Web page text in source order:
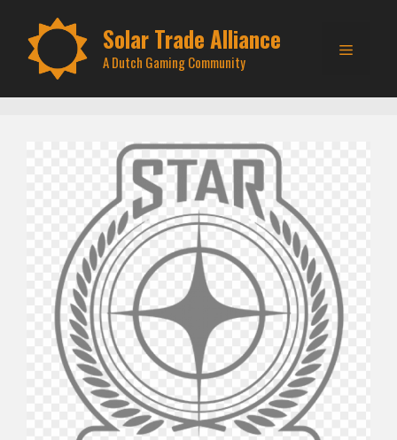
content
Solar Trade Alliance
A Dutch Gaming Community
Menu